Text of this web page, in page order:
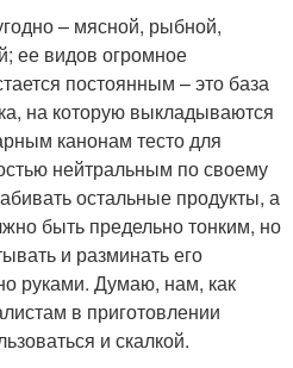
– мясной, рыбной,
ее видов огромное
постоянным – это база
на которую выкладываются
канонам тесто для
нейтральным по своему
остальные продукты, а
быть предельно тонким, но
и разминать его
руками. Думаю, нам, как
в приготовлении
и скалкой.